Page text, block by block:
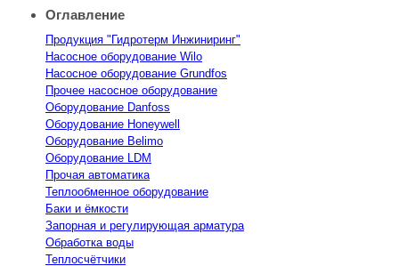
Оглавление
Продукция "Гидротерм Инжиниринг"
Насосное оборудование Wilo
Насосное оборудование Grundfos
Прочее насосное оборудование
Оборудование Danfoss
Оборудование Honeywell
Оборудование Belimo
Оборудование LDM
Прочая автоматика
Теплообменное оборудование
Баки и ёмкости
Запорная и регулирующая арматура
Обработка воды
Теплосчётчики